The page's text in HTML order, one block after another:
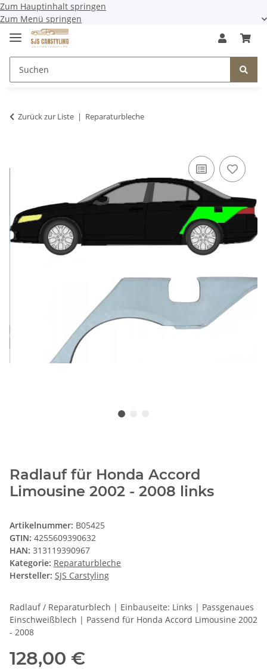
Zum Hauptinhalt springen
Zum Menü springen
Zurück zur Liste Reparaturbleche
Radlauf für Honda Accord
Limousine 2002 - 2008 links
Artikelnummer: B05425
GTIN: 4255609390632
HAN: 313119390967
Kategorie: Reparaturbleche
Hersteller: SJS Carstyling
Radlauf / Reparaturblech | Einbauseite: Links | Passgenaues
Einschweißblech | Passend für Honda Accord Limousine 2002
- 2008
128,00 €